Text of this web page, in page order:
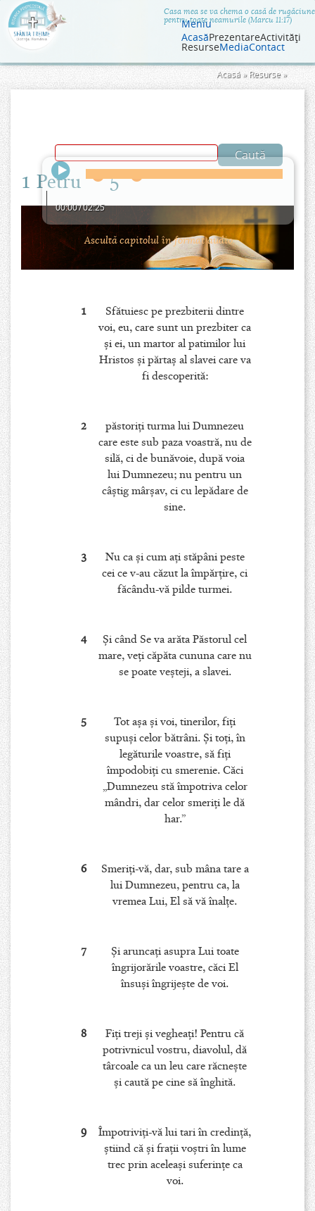
Jump to navigationCasa mea se va chema o casă de rugăciune
pentru toate neamurile (Marcu 11:17)
Meniu
AcasăPrezentareActivităţi
ResurseMediaContact
Eşti
aici
Acasă » Resurse»
1 Petru 5
00:00/02:25
Ascultă capitolul în format audio.
1
Sfătuiesc pe prezbiterii dintre
voi, eu, care sunt un prezbiter ca
şi ei, un martor al patimilor lui
Hristos şi părtaş al slavei care va
fi descoperită:
2
păstoriţi turma lui Dumnezeu
care este sub paza voastră, nu de
silă, ci de bunăvoie, după voia
lui Dumnezeu; nu pentru un
câştig mârşav, ci cu lepădare de
sine.
3
Nu ca şi cum aţi stăpâni peste
cei ce v-au căzut la împărţire, ci
făcându-vă pilde turmei.
4
Şi când Se va arăta Păstorul cel
mare, veţi căpăta cununa care nu
se poate veşteji, a slavei.
5
Tot aşa şi voi, tinerilor, fiţi
supuşi celor bătrâni. Şi toţi, în
legăturile voastre, să fiţi
împodobiţi cu smerenie. Căci
„Dumnezeu stă împotriva celor
mândri, dar celor smeriţi le dă
har.”
6
Smeriţi-vă, dar, sub mâna tare a
lui Dumnezeu, pentru ca, la
vremea Lui, El să vă înalţe.
7
Şi aruncaţi asupra Lui toate
îngrijorările voastre, căci El
însuşi îngrijeşte de voi.
8
Fiţi treji şi vegheaţi! Pentru că
potrivnicul vostru, diavolul, dă
târcoale ca un leu care răcneşte
şi caută pe cine să înghită.
9
Împotriviţi-vă lui tari în credinţă,
ştiind că şi fraţii voştri în lume
trec prin aceleaşi suferinţe ca
voi.